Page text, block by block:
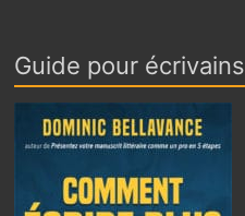
Guide pour écrivains